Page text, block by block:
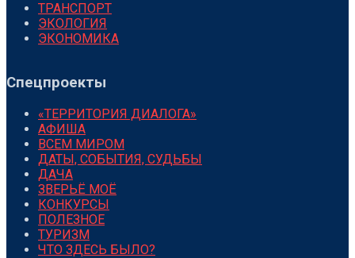
ТРАНСПОРТ
ЭКОЛОГИЯ
ЭКОНОМИКА
Спецпроекты
«ТЕРРИТОРИЯ ДИАЛОГА»
АФИША
ВСЕМ МИРОМ
ДАТЫ, СОБЫТИЯ, СУДЬБЫ
ДАЧА
ЗВЕРЬЁ МОЁ
КОНКУРСЫ
ПОЛЕЗНОЕ
ТУРИЗМ
ЧТО ЗДЕСЬ БЫЛО?